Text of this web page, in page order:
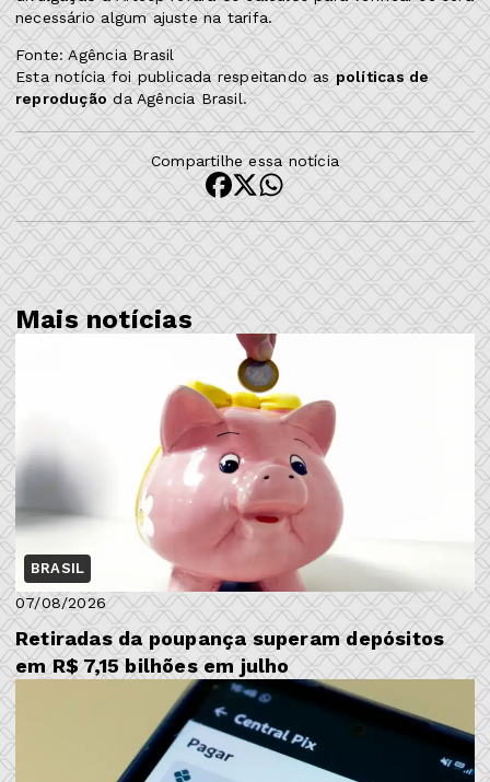
necessário algum ajuste na tarifa.
Fonte: Agência Brasil
Esta notícia foi publicada respeitando as políticas de
reproduçãoda Agência Brasil.
Compartilhe essa notícia
Mais notícias
BRASIL
07/08/2026
Retiradas da poupança superam depósitos
em R$ 7,15 bilhões em julho